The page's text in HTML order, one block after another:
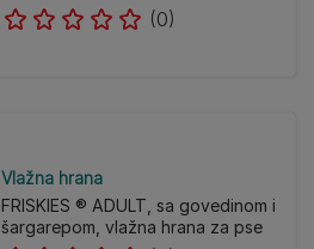
(0)
Vlažna hrana
FRISKIES ® ADULT, sa govedinom i
šargarepom, vlažna hrana za pse